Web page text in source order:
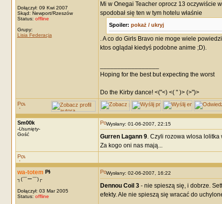
Dołączył: 09 Kwi 2007
Skąd: Newport/Rzeszów
Status: offline
Grupy:
Lisia Federacja
Mi w Onegai Teacher oprocz 13 oczywiście
spodobał się ten w tym hotelu właśnie
Spoiler: pokaż / ukryj
. A co do Girls Bravo nie moge wiele
ktos oglądał kiedyś podobne anime ;D).
Hoping for the best but expecting the worst
Do the Kirby dance! <("<) <( " )> (>")>
Sm00k
-Usunięty-
Gość
Wysłany: 01-06-2007, 22:15
Gurren Lagann 9. Czyli rozowa wlosa lolitka
Za kogo oni nas mają...
wa-totem
┐(￣ー￣)┌
Dołączył: 03 Mar 2005
Status: offline
Wysłany: 02-06-2007, 16:22
Dennou Coil 3- nie spieszą się, i dobrze.
efekty. Ale nie spieszą się wracać do